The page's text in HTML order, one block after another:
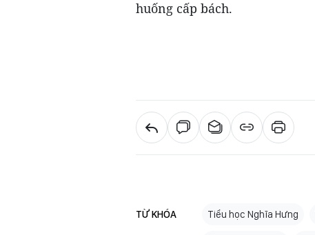
huống cấp bách.
TỪ KHÓA Tiểu học Nghĩa Hưng